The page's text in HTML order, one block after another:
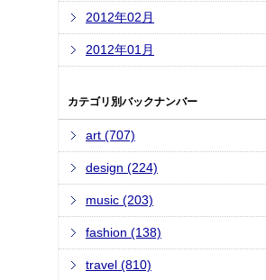
2012年02月
2012年01月
カテゴリ別バックナンバー
art (707)
design (224)
music (203)
fashion (138)
travel (810)